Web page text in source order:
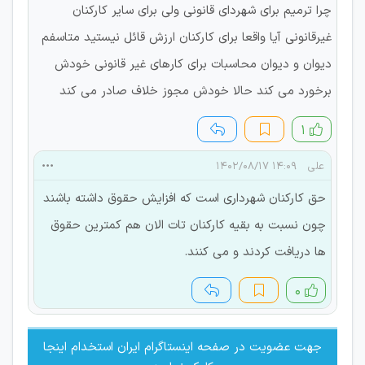
چرا ترمیم برای شهردای قانونی ولی برای سایر کارکنان
غیرقانونی آیا واقعا برای کارکنان ارزش قائل نیستید متاسفم
دیوان و دیوان محاسبات برای کارهای غیر قانونی خودش
برخورد می کند حالا خودش مجوز خلاف صادر می کند
۱
علی ۱۴:۰۹ ۱۴۰۲/۰۸/۱۷
حق کارکنان شهرداری است که افزایش حقوق داشته باشند
چون نسبت به بقیه کارکنان تات الان هم کمترین حقوق
ها دریافت کردند و می کنند.
۰
جهت عضویت در صفحه اینستاگرام ایران استخدام اینجا